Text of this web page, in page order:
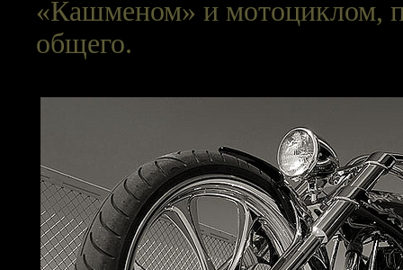
«Кашменом» и мотоциклом,
общего.